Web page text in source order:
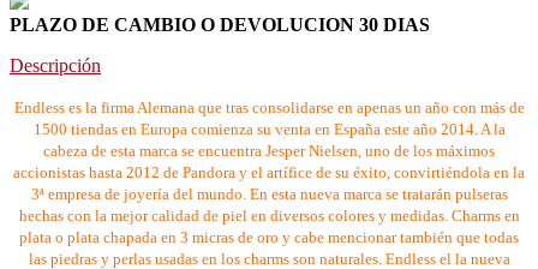
PLAZO DE CAMBIO O DEVOLUCION 30 DIAS
Descripción
Endless es la firma Alemana que tras consolidarse en apenas un año con más de
1500 tiendas en Europa comienza su venta en España este año 2014. A la
cabeza de esta marca se encuentra Jesper Nielsen, uno de los máximos
accionistas hasta 2012 de Pandora y el artífice de su éxito, convirtiéndola en la
3ª empresa de joyería del mundo. En esta nueva marca se tratarán pulseras
hechas con la mejor calidad de piel en diversos colores y medidas. Charms en
plata o plata chapada en 3 micras de oro y cabe mencionar también que todas
las piedras y perlas usadas en los charms son naturales. Endless el la nueva